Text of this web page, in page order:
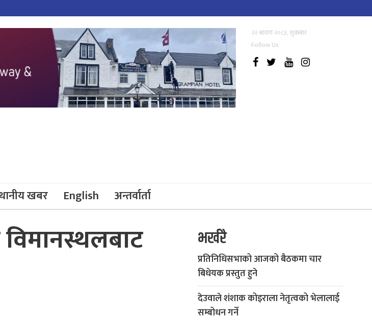
२२ श्रावण २०८३, शुक्रबार
Follow Us
खबर English अन्तर्वार्ता
भर्खरै
प्रतिनिधिसभाको आजको बैठकमा चार
बिधेयक प्रस्तुत हुने
देउवाले शंशाक कोइराला नेतृत्वको भेलालाई
सम्बोधन गर्ने